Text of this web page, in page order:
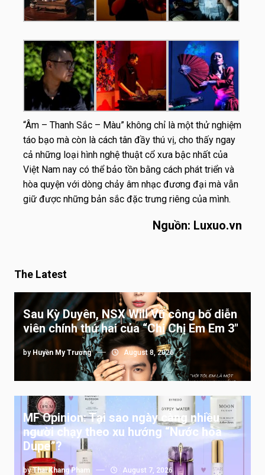
“Âm – Thanh Sắc – Màu” không chỉ là một thử nghiệm
táo bạo mà còn là cách tân đầy thú vị, cho thấy ngay
cả những loại hình nghệ thuật cổ xưa bậc nhất của
Việt Nam nay có thể bảo tồn bằng cách phát triển và
hòa quyện với dòng chảy âm nhạc đương đại mà vẫn
giữ được những bản sắc đặc trưng riêng của mình.
Nguồn: Luxuo.vn
The Latest
Sau Kỳ Duyên, NSX Will Vũ công bố diễn
viên chính thứ hai của “Chị Chị Em Em 3″
by Huyền My Trương August 8, 2026
MF Opinion: Tại sao ngày càng nhiều
người chạy theo xu hướng “Nước hoa
Dupe”?
byThai Khang Pham August 7, 2026